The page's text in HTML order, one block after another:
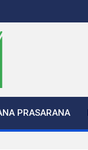
PRASARANA